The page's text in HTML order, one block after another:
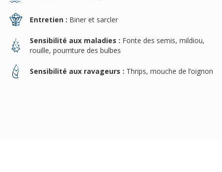
Entretien : Biner et sarcler
Sensibilité aux maladies : Fonte des semis, mildiou,
rouille, pourriture des bulbes
Sensibilité aux ravageurs : Thrips, mouche de l’oignon